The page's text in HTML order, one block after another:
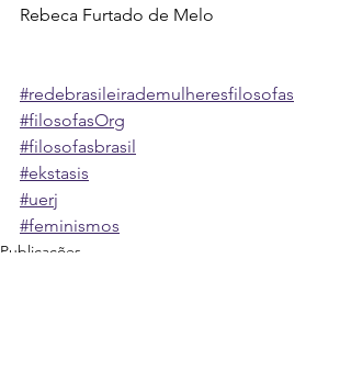
Rebeca Furtado de Melo
#redebrasileirademulheresfilosofas
#filosofasOrg
#filosofasbrasil
#ekstasis
#uerj
#feminismos
Publicações